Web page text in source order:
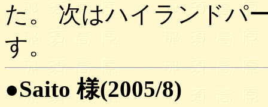
た。 次はハイランドパ
す。
●Saito 様(2005/8)